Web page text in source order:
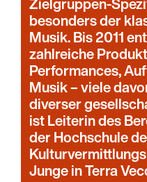
besonders der
Musik. Bis 2011
zahlreiche
Performances,
Musik – viele
diverser
ist Leiterin des
der Hochschule
Junge in Terra